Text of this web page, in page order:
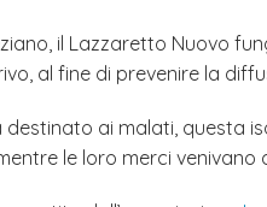
il Lazzaretto Nuovo
al fine di prevenire la
ai malati, questa
le loro merci